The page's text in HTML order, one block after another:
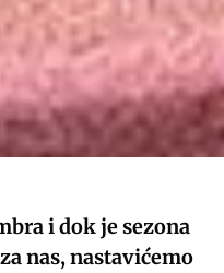
i dok je sezona
nas, nastavićemo